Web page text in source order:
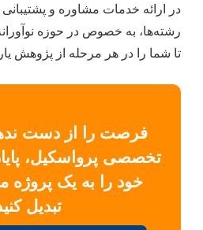
در ارائه خدمات مشاوره و پشتیبانی
رشته‌ها، به خصوص در حوزه
تا شما را در هر مرحله از پژوهش
فرصت را از دست
تخصصی پرواسکیل،
خود را به یک پروژه
تبدیل